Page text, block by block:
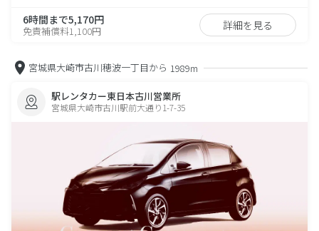
6時間まで5,170円
免責補償料1,100円 詳細を見る
宮城県大崎市古川穂波一丁目から 1989m
駅レンタカー東日本古川営業所
宮城県大崎市古川駅前大通り1-7-35